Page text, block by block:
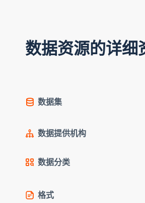
数据资源的详细
数据集
数据提供机构
数据分类
格式